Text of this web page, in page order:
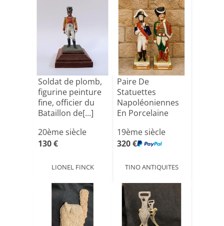
Soldat de plomb,
figurine peinture
fine, officier du
Bataillon de[...]
20ème siècle
130 €
LIONEL FINCK
Paire De
Statuettes
Napoléoniennes
En Porcelaine
19ème siècle
320 €
TINO ANTIQUITES